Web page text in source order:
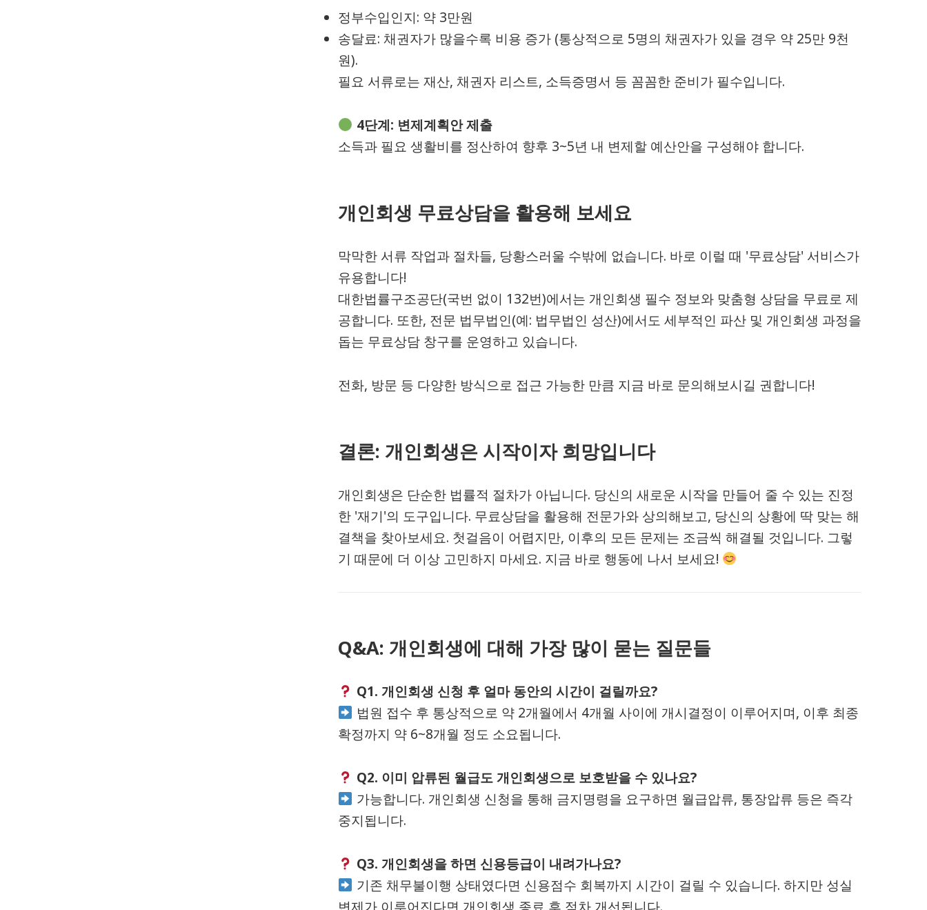
정부수입인지: 약 3만원
송달료: 채권자가 많을수록 비용 증가 (통상적으로 5명의 채권자가 있을 경우 약 25만 9천
원).
필요 서류로는 재산, 채권자 리스트, 소득증명서 등 꼼꼼한 준비가 필수입니다.
4단계: 변제계획안 제출
소득과 필요 생활비를 정산하여 향후 3~5년 내 변제할 예산안을 구성해야 합니다.
개인회생 무료상담을 활용해 보세요
막막한 서류 작업과 절차들, 당황스러울 수밖에 없습니다. 바로 이럴 때 '무료상담' 서비스가
유용합니다!
대한법률구조공단(국번 없이 132번)에서는 개인회생 필수 정보와 맞춤형 상담을 무료로 제
공합니다. 또한, 전문 법무법인(예: 법무법인 성산)에서도 세부적인 파산 및 개인회생 과정을
돕는 무료상담 창구를 운영하고 있습니다.
전화, 방문 등 다양한 방식으로 접근 가능한 만큼 지금 바로 문의해보시길 권합니다!
결론: 개인회생은 시작이자 희망입니다
개인회생은 단순한 법률적 절차가 아닙니다. 당신의 새로운 시작을 만들어 줄 수 있는 진정
한 '재기'의 도구입니다. 무료상담을 활용해 전문가와 상의해보고, 당신의 상황에 딱 맞는 해
결책을 찾아보세요. 첫걸음이 어렵지만, 이후의 모든 문제는 조금씩 해결될 것입니다. 그렇
기 때문에 더 이상 고민하지 마세요. 지금 바로 행동에 나서 보세요!
Q&A: 개인회생에 대해 가장 많이 묻는 질문들
Q1. 개인회생 신청 후 얼마 동안의 시간이 걸릴까요?
법원 접수 후 통상적으로 약 2개월에서 4개월 사이에 개시결정이 이루어지며, 이후 최종
확정까지 약 6~8개월 정도 소요됩니다.
Q2. 이미 압류된 월급도 개인회생으로 보호받을 수 있나요?
가능합니다. 개인회생 신청을 통해 금지명령을 요구하면 월급압류, 통장압류 등은 즉각
중지됩니다.
Q3. 개인회생을 하면 신용등급이 내려가나요?
기존 채무불이행 상태였다면 신용점수 회복까지 시간이 걸릴 수 있습니다. 하지만 성실
변제가 이루어진다면 개인회생 종료 후 점차 개선됩니다.